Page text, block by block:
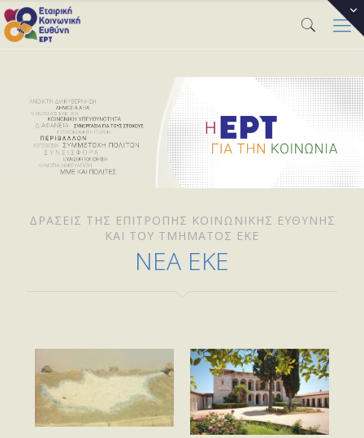
ΔΡΆΣΕΙΣ ΤΗΣ ΕΠΙΤΡΟΠΉΣ ΚΟΙΝΩΝΙΚΉΣ ΕΥΘΎΝΗΣ
ΚΑΙ ΤΟΥ ΤΜΉΜΑΤΟΣ ΕΚΕ
ΝΕΑ ΕΚΕ